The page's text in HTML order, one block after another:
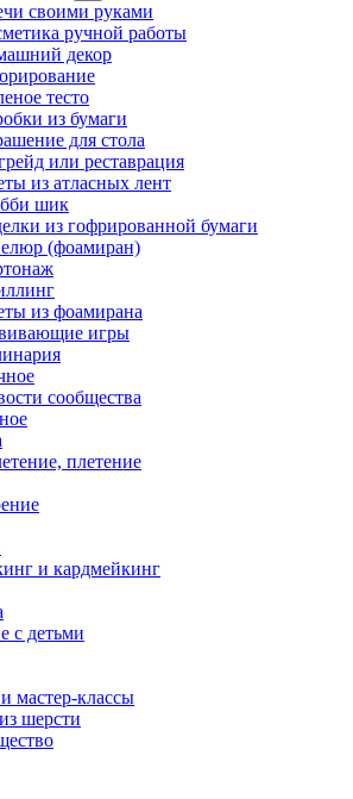
своими руками
ручной работы
декор
тесто
из бумаги
для стола
или реставрация
из атласных лент
шик
из гофрированной бумаги
(фоамиран)
из фоамирана
игры
сообщества
плетение
и кардмейкинг
с детьми
мастер-классы
шерсти